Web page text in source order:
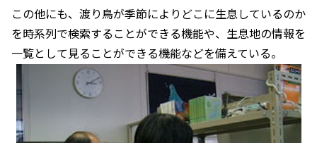
この他にも、渡り鳥が季節によりどこに生息しているのか
を時系列で検索することができる機能や、生息地の情報を
一覧として見ることができる機能などを備えている。